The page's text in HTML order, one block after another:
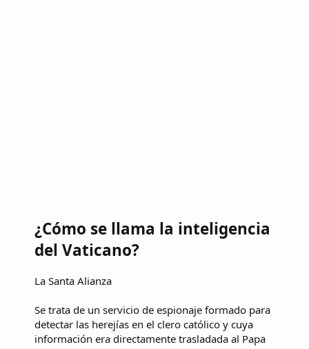
¿Cómo se llama la inteligencia
del Vaticano?
La Santa Alianza
Se trata de un servicio de espionaje formado para
detectar las herejías en el clero católico y cuya
información era directamente trasladada al Papa